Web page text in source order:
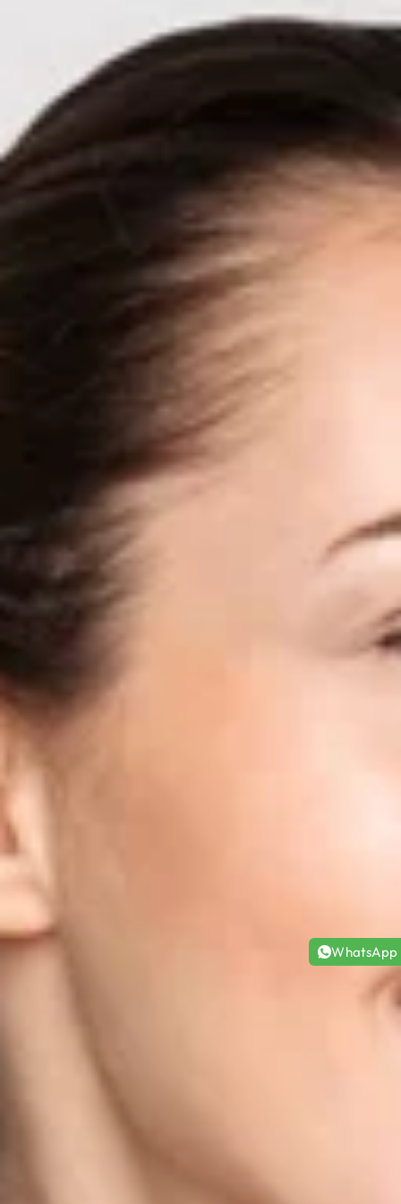
confortable et douce à utiliser et ne tombe pas
facilement.. La boîte d'emballage exquise est
pratique pour le stockage et le transport, convient
pour un usage personnel ou pour offrir en cadeau.
WhatsApp